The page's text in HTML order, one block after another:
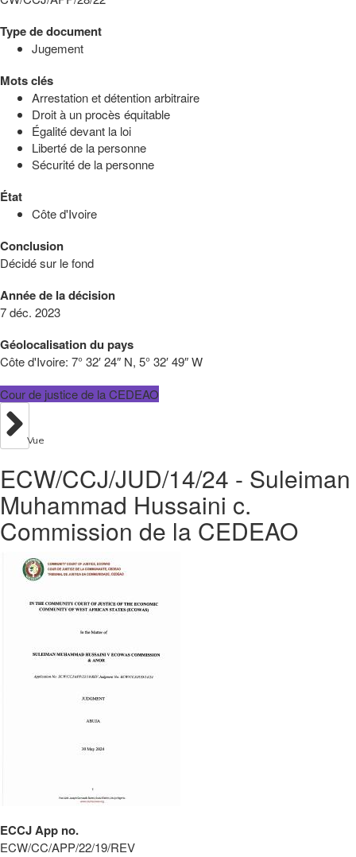
Type de document
Jugement
Mots clés
Arrestation et détention arbitraire
Droit à un procès équitable
Égalité devant la loi
Liberté de la personne
Sécurité de la personne
État
Côte d'Ivoire
Conclusion
Décidé sur le fond
Année de la décision
7 déc. 2023
Géolocalisation du pays
Côte d'Ivoire: 7° 32′ 24″ N, 5° 32′ 49″ W
Cour de justice de la CEDEAO
Vue
ECW/CCJ/JUD/14/24 - Suleiman
Muhammad Hussaini c.
Commission de la CEDEAO
ECCJ App no.
ECW/CC/APP/22/19/REV